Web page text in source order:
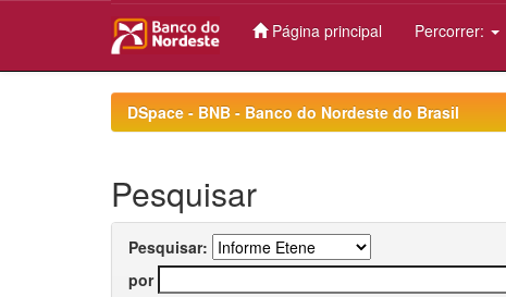
Página principal Percorrer:
DSpace - BNB - Banco do Nordeste do Brasil
Pesquisar
Pesquisar:
por